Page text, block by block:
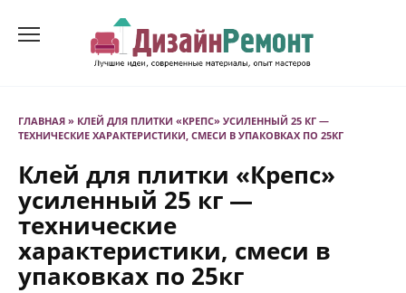
ГЛАВНАЯ » КЛЕЙ ДЛЯ ПЛИТКИ «КРЕПС» УСИЛЕННЫЙ 25 КГ —
ТЕХНИЧЕСКИЕ ХАРАКТЕРИСТИКИ, СМЕСИ В УПАКОВКАХ ПО 25КГ
Клей для плитки «Крепс»
усиленный 25 кг —
технические
характеристики, смеси в
упаковках по 25кг